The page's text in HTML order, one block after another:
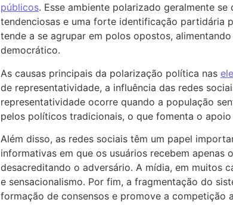
públicos. Esse ambiente polarizado geralmente
tendenciosas e uma forte identificação partidária
tende a se agrupar em polos opostos,
democrático.
As causas principais da polarização política nas
de representatividade, a influência das redes
representatividade ocorre quando a população
pelos políticos tradicionais, o que fomenta o
Além disso, as redes sociais têm um papel
informativas em que os usuários recebem apenas
desacreditando o adversário. A mídia, em muitos
e sensacionalismo. Por fim, a fragmentação do
formação de consensos e promove a competição